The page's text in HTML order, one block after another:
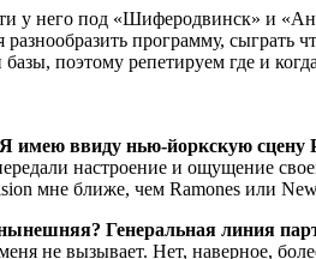
у него под «Шиферодвинск» и
программу, сыграть
поэтому репетируем где и
имею ввиду нью-йоркскую сцену
настроение и ощущение
мне ближе, чем Ramones или
Генеральная линия
не вызывает. Нет, наверное,